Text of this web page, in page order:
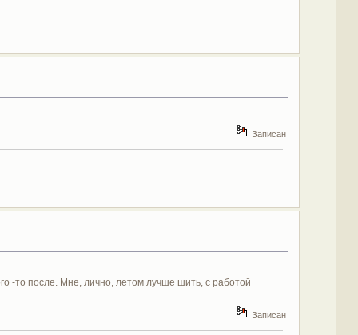
Записан
-то после. Мне, лично, летом лучше шить, с работой
Записан